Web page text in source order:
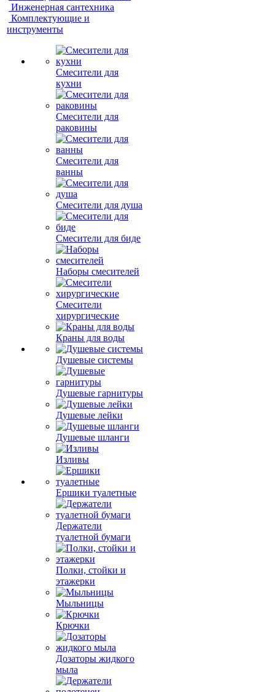
Инженерная сантехника
Комплектующие и
инструменты
Смесители для
кухни
Смесители для
раковины
Смесители для
ванны
Смесители для душа
Смесители для биде
Наборы смесителей
Смесители
хирургические
Краны для воды
Душевые системы
Душевые гарнитуры
Душевые лейки
Душевые шланги
Изливы
Ершики туалетные
Держатели
туалетной бумаги
Полки, стойки и
этажерки
Мыльницы
Крючки
Дозаторы жидкого
мыла